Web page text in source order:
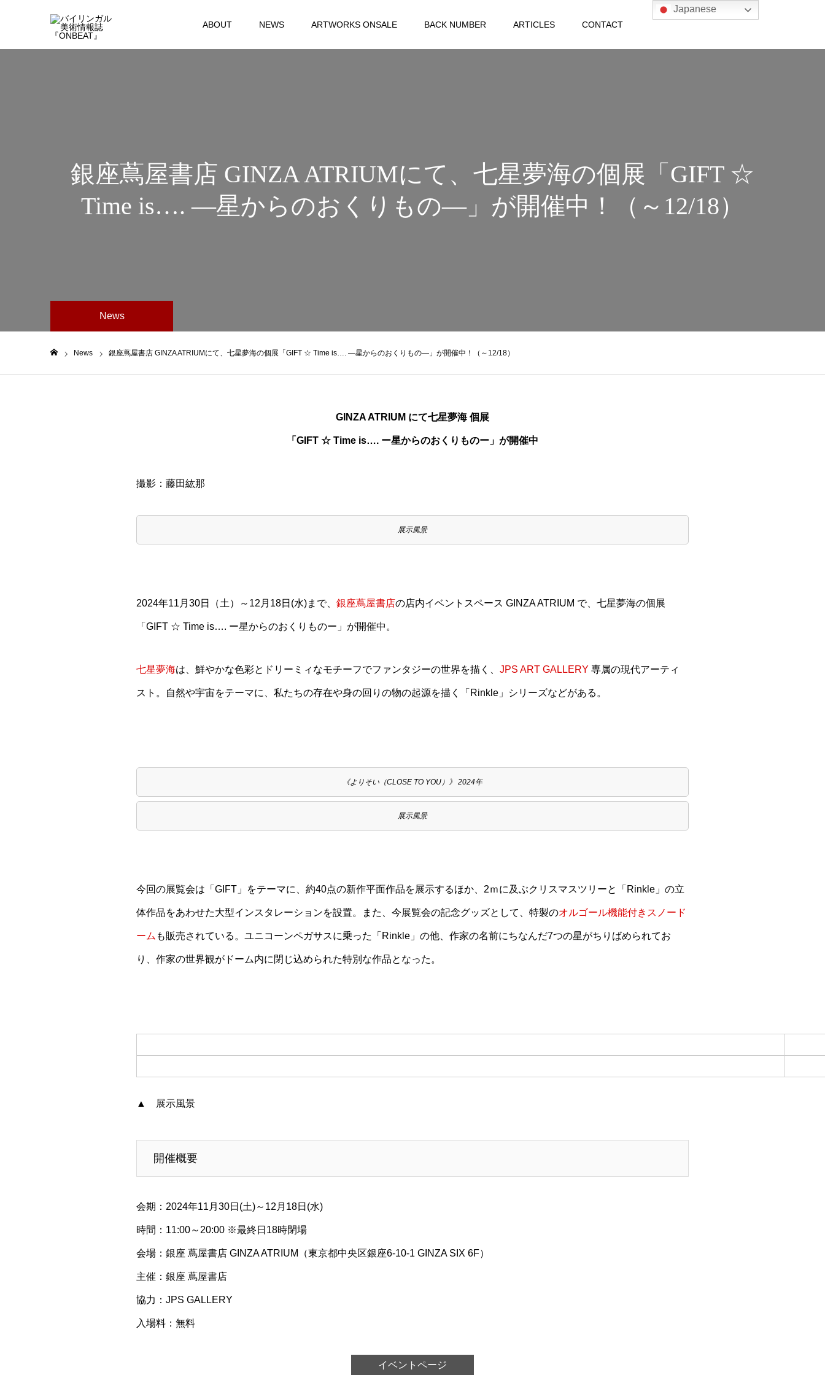
ABOUT NEWS ARTWORKS ONSALE BACK NUMBER ARTICLES CONTACT
銀座蔦屋書店 GINZA ATRIUMにて、七星夢海の個展「GIFT ☆
Time is…. —星からのおくりもの―」が開催中！（～12/18）
News
News 銀座蔦屋書店 GINZA ATRIUMにて、七星夢海の個展「GIFT ☆ Time is…. —星からのおくりもの―」が開催中！（～12/18）
GINZA ATRIUM にて七星夢海 個展
「GIFT ☆ Time is…. ー星からのおくりものー」が開催中
撮影：藤田紘那
展示風景
2024年11月30日（土）～12月18日(水)まで、 銀座蔦屋書店の店内イベントスペース GINZA ATRIUM で、七星夢海の個展
「GIFT ☆ Time is…. ー星からのおくりものー」が開催中。
七星夢海は、鮮やかな色彩とドリーミィなモチーフでファンタジーの世界を描く、 JPS ART GALLERY 専属の現代アーティ
スト。自然や宇宙をテーマに、私たちの存在や身の回りの物の起源を描く「Rinkle」シリーズなどがある。
《よりそい（CLOSE TO YOU）》 2024年
展示風景
今回の展覧会は「GIFT」をテーマに、約40点の新作平面作品を展示するほか、2ｍに及ぶクリスマスツリーと「Rinkle」の立
体作品をあわせた大型インスタレーションを設置。また、今展覧会の記念グッズとして、特製のオルゴール機能付きスノード
ーム も販売されている。ユニコーンペガサスに乗った「Rinkle」の他、作家の名前にちなんだ7つの星がちりばめられてお
り、作家の世界観がドーム内に閉じ込められた特別な作品となった。
▲ 展示風景
開催概要
会期：2024年11月30日(土)～12月18日(水)
時間：11:00～20:00 ※最終日18時閉場
会場：銀座 蔦屋書店 GINZA ATRIUM（東京都中央区銀座6-10-1 GINZA SIX 6F）
主催：銀座 蔦屋書店
協力：JPS GALLERY
入場料：無料
イベントページ
Japanese